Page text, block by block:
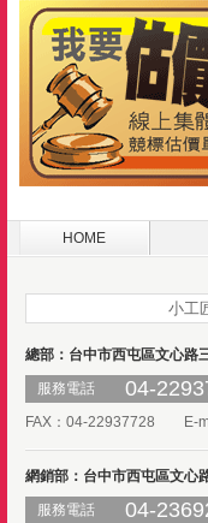
HOME
小工
總部：台中市西屯區文心路
服務電話
04-
FAX：04-22937728 E-
網銷部：台中市西屯區文心
服務電話
04-